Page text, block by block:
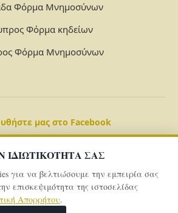
ΣΑΣ
για να βελτιώσουμε την εμπειρία σας
επισκεψιμότητα της ιστοσελίδας
Απορρήτου.
Φόρμα Μνημοσύνων
Φόρμα κηδείων
Φόρμα Μνημοσύνων
μας στο Facebook